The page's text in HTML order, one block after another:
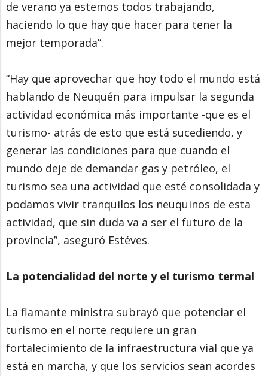
de verano ya estemos todos trabajando,
haciendo lo que hay que hacer para tener la
mejor temporada”.
“Hay que aprovechar que hoy todo el mundo está
hablando de Neuquén para impulsar la segunda
actividad económica más importante -que es el
turismo- atrás de esto que está sucediendo, y
generar las condiciones para que cuando el
mundo deje de demandar gas y petróleo, el
turismo sea una actividad que esté consolidada y
podamos vivir tranquilos los neuquinos de esta
actividad, que sin duda va a ser el futuro de la
provincia”, aseguró Estéves.
La potencialidad del norte y el turismo termal
La flamante ministra subrayó que potenciar el
turismo en el norte requiere un gran
fortalecimiento de la infraestructura vial que ya
está en marcha, y que los servicios sean acordes